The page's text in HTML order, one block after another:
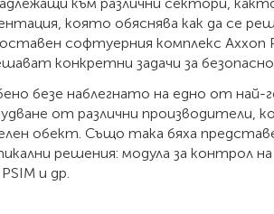
която обяснява как да се
софтуерния комплекс
конкретни задачи за
безе наблегнато на едно от
от различни производители,
обект. Също така бяха
решения: модула за контрол
и др.